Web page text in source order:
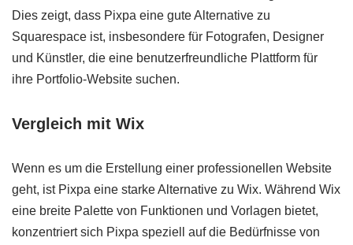
Dies zeigt, dass Pixpa eine gute Alternative zu
Squarespace ist, insbesondere für Fotografen, Designer
und Künstler, die eine benutzerfreundliche Plattform für
ihre Portfolio-Website suchen.
Vergleich mit Wix
Wenn es um die Erstellung einer professionellen Website
geht, ist Pixpa eine starke Alternative zu Wix. Während Wix
eine breite Palette von Funktionen und Vorlagen bietet,
konzentriert sich Pixpa speziell auf die Bedürfnisse von